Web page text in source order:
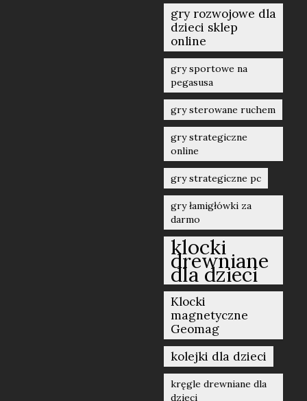
gry rozwojowe dla
dzieci sklep
online
gry sportowe na
pegasusa
gry sterowane ruchem
gry strategiczne
online
gry strategiczne pc
gry łamigłówki za
darmo
klocki
drewniane
dla dzieci
Klocki
magnetyczne
Geomag
kolejki dla dzieci
kręgle drewniane dla
dzieci